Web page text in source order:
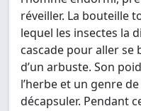
réveiller. La bouteille
lequel les insectes la
cascade pour aller se
d’un arbuste. Son
l’herbe et un genre
décapsuler. Pendant